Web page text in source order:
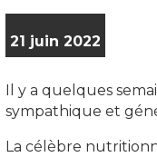
21 juin 2022
Il y a quelques
sympathique et
La célèbre